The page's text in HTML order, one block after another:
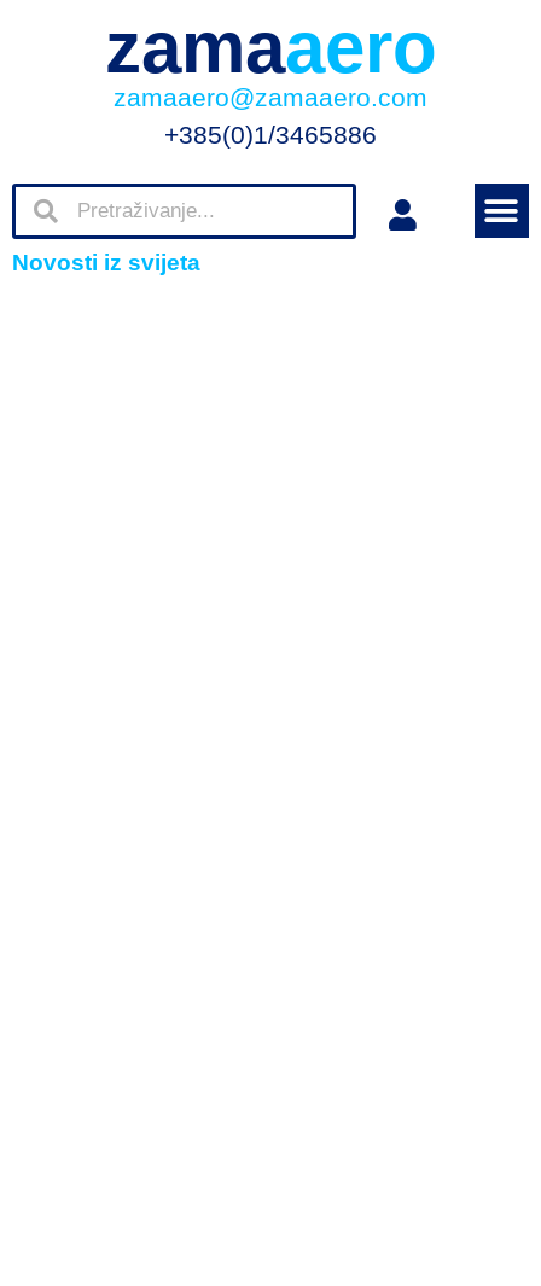
zamaaero
zamaaero@zamaaero.com
+385(0)1/3465886
Novosti iz svijeta